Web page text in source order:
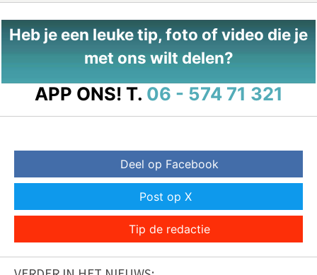
Heb je een leuke tip, foto of video die je
met ons wilt delen?
APP ONS! T. 06 - 574 71 321
Deel op Facebook
Post op X
Tip de redactie